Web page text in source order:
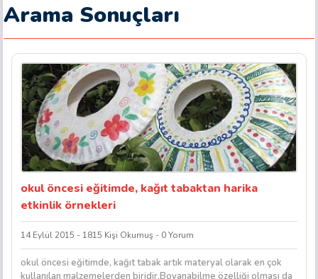
Arama Sonuçları
okul öncesi eğitimde, kağıt tabaktan harika
etkinlik örnekleri
14 Eylül 2015 - 1815 Kişi Okumuş - 0 Yorum
okul öncesi eğitimde, kağıt tabak artık materyal olarak en çok
kullanılan malzemelerden biridir.Boyanabilme özelliği olması da